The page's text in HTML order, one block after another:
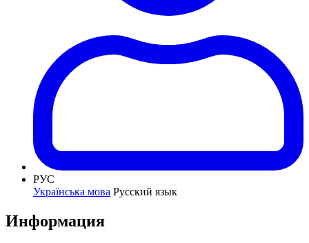
РУС
Українська мова Русский язык
Информация